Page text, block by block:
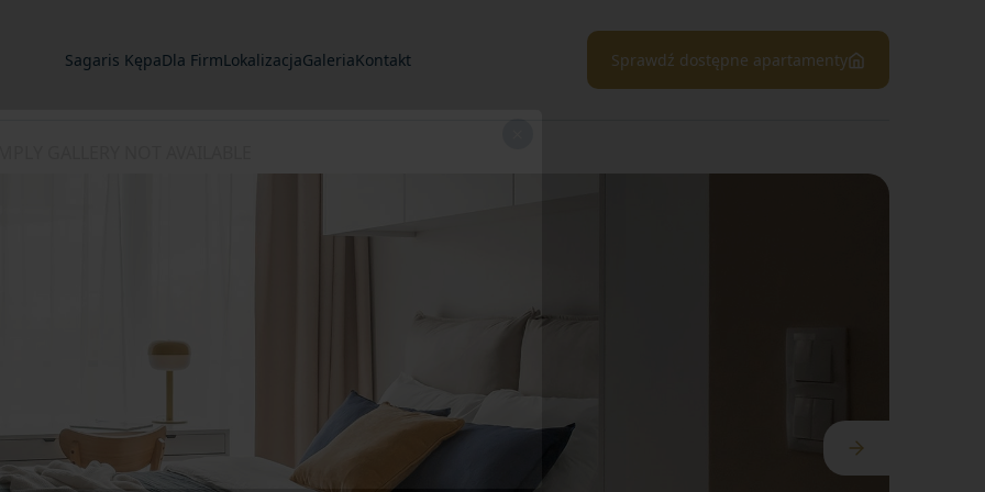
Sagaris KępaDla FirmLokalizacjaGaleriaKontakt Sprawdź dostępne apartamenty